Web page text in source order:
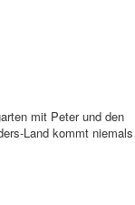
mit Peter und den
Land kommt niemals